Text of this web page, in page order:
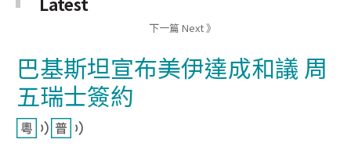
下一篇 Next 》
巴基斯坦宣布美伊達成和議 周
五瑞士簽約